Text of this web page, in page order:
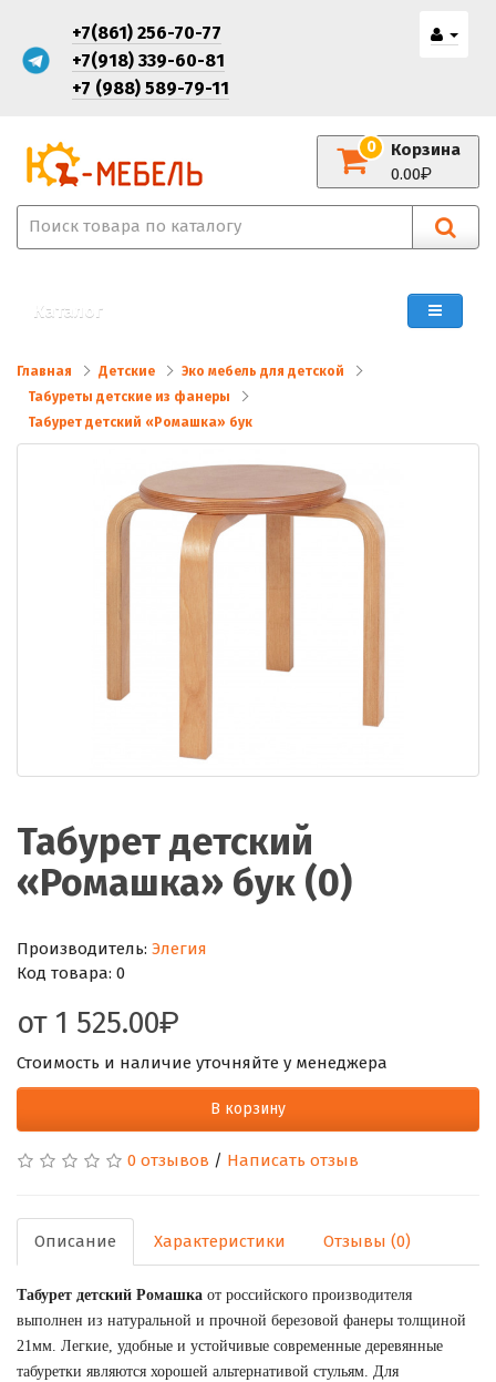
+7(861) 256-70-77
+7(918) 339-60-81
+7 (988) 589-79-11
Корзина
0
0.00
Каталог
Главная Детские
Эко мебель для детской
Табуреты детские из фанеры
Табурет детский «Ромашка» бук
Табурет детский
«Ромашка» бук (0)
Производитель: Элегия
Код товара: 0
от 1 525.00
Стоимость и наличие уточняйте у менеджера
В корзину
0 отзывов / Написать отзыв
Описание Характеристики Отзывы (0)
Табурет детский Ромашка от российского производителя
выполнен из натуральной и прочной березовой фанеры толщиной
21мм. Легкие, удобные и устойчивые современные деревянные
табуретки являются хорошей альтернативой стульям. Для